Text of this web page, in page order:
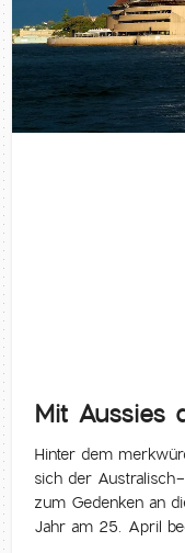
Mit Aussies
Hinter dem
sich der
zum Gedenken an
Jahr am 25. April